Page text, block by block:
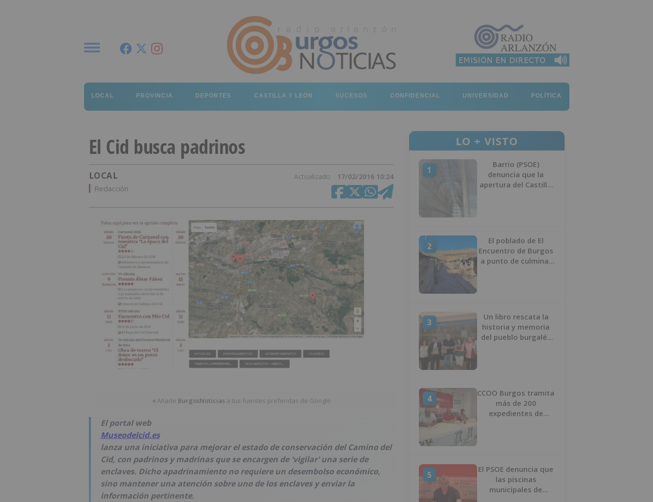
LOCAL PROVINCIA DEPORTES CASTILLA Y LEÓN SUCESOS CONFIDENCIAL UNIVERSIDAD POLÍTICA
El Cid busca padrinos
LOCAL Actualizado 17/02/2016 10:24
Redacción
★Añade BurgosNoticias a tus fuentes preferidas de Google
El portal web
Museodelcid.es
lanza una iniciativa para mejorar el estado de conservación del Camino del
Cid, con padrinos y madrinas que se encargen de 'vigilar' una serie de
enclaves. Dicho apadrinamiento no requiere un desembolso económico,
sino mantener una atención sobre uno de los enclaves y enviar la
información pertinente.
LO + VISTO
1
Barrio (PSOE)
denuncia que la
apertura del Castillo
2
El poblado de El
Encuentro de Burgos
a punto de culminar
3
Un libro rescata la
historia y memoria
del pueblo burgalés
4
CCOO Burgos tramita
más de 200
expedientes de
5
El PSOE denuncia que
las piscinas
municipales de